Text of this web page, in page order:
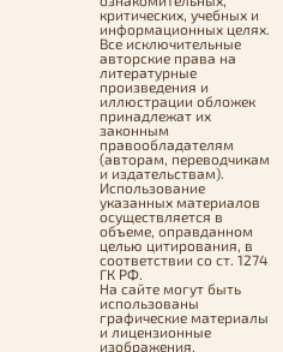
критических, учебных и
информационных целях.
Все исключительные
авторские права на
литературные
произведения и
иллюстрации обложек
принадлежат их
законным
правообладателям
(авторам, переводчикам
и издательствам).
Использование
указанных материалов
осуществляется в
объеме, оправданном
целью цитирования, в
соответствии со ст. 1274
ГК РФ.
На сайте могут быть
использованы
графические материалы
и лицензионные
изображения,